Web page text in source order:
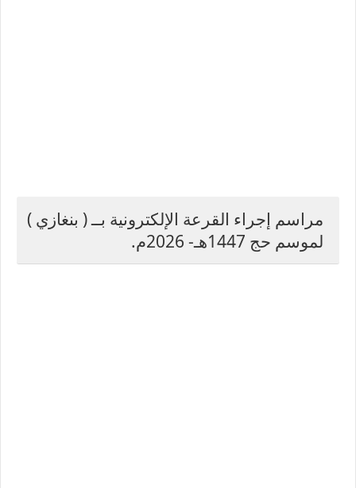
مراسم إجراء القرعة الإلكترونية بــ ( بنغازي )
لموسم حج 1447هـ- 2026م.